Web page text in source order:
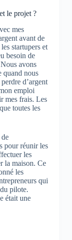
le projet ?
mes
avant de
startupers et
besoin de
Nous avons
quand nous
d’argent
emploi
mes frais. Les
toutes les
pour réunir les
les
la maison. Ce
les
qui
pilote.
était une